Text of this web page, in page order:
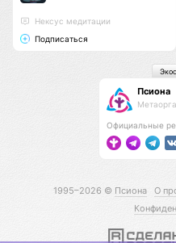
Нексус медитации
Подписаться
Псиона
Официальные
1995–2026 © Псиона О